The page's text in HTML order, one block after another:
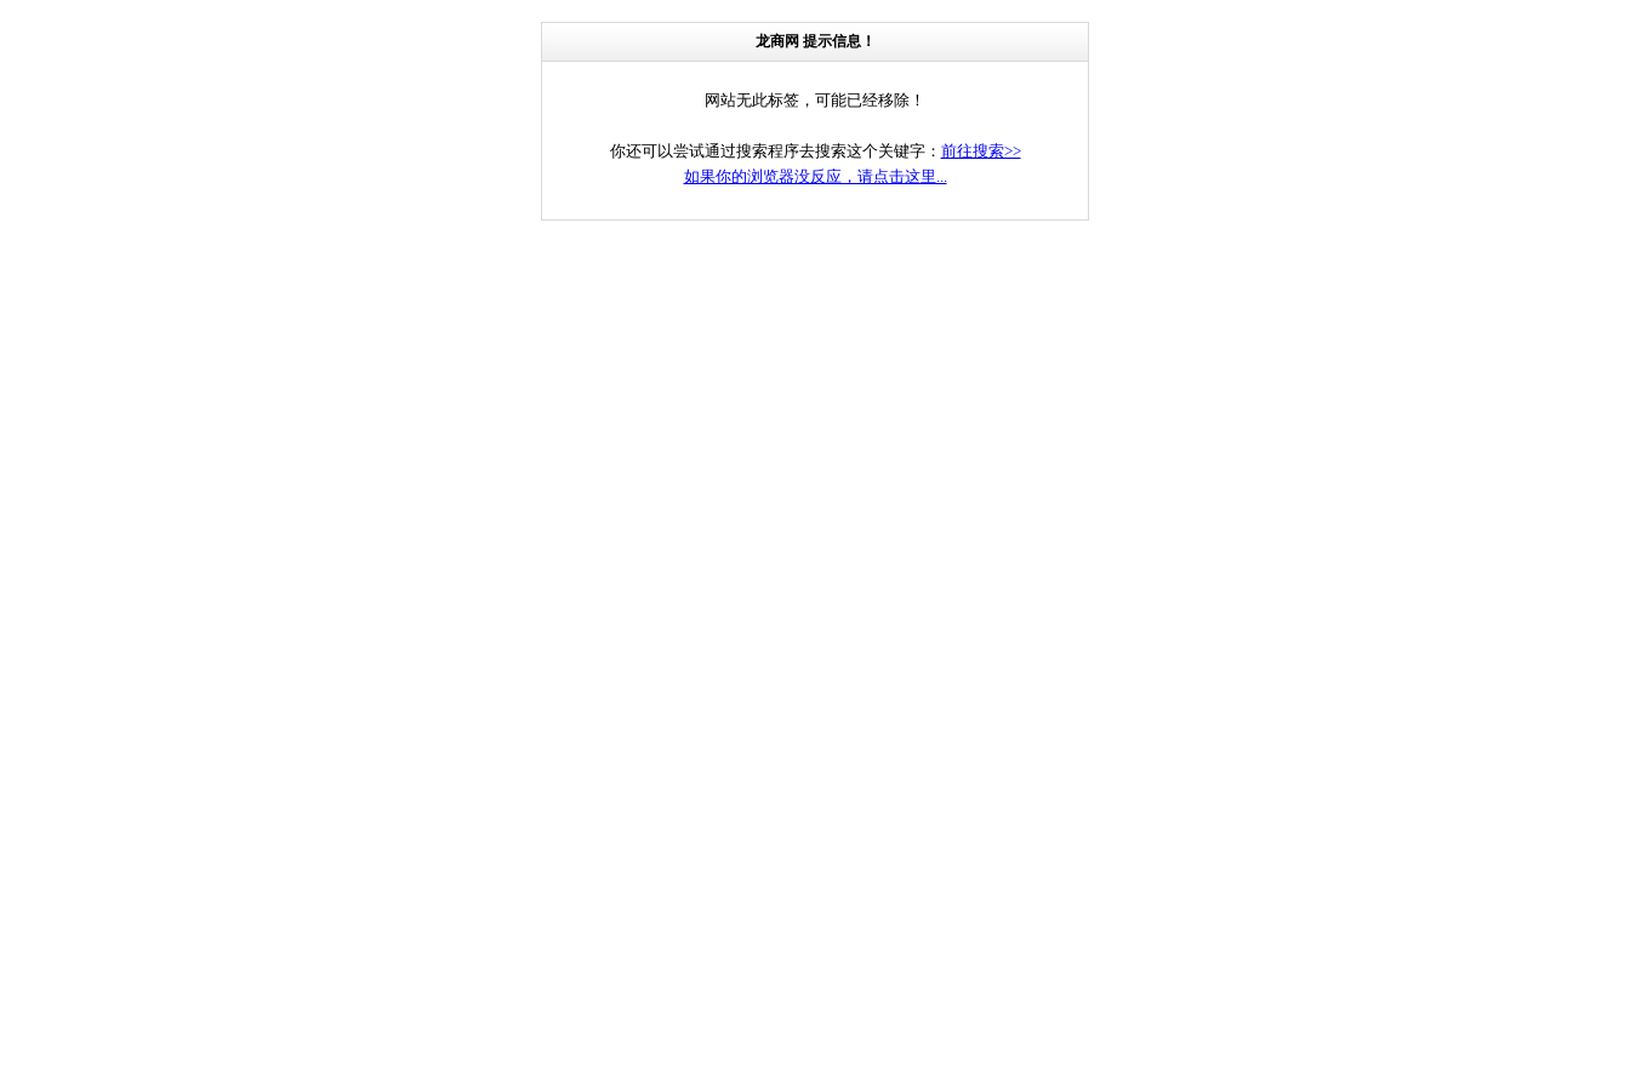
龙商网 提示信息！
网站无此标签，可能已经移除！
你还可以尝试通过搜索程序去搜索这个关键字： 前往搜索>>
如果你的浏览器没反应，请点击这里...